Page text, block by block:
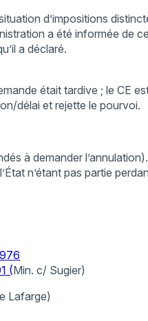
d’impositions
a été informée de
a déclaré.
était tardive ; le CE
délai et rejette le pourvoi.
à demander l’annulation).
n’étant pas partie
(Min. c/ Sugier)
Lafarge)